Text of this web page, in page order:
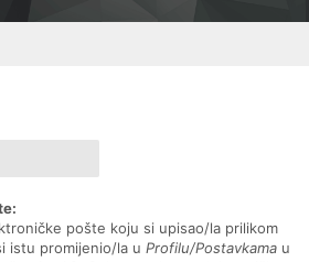
pošte koju si upisao/la prilikom
istu promijenio/la u Profilu/Postavkama u